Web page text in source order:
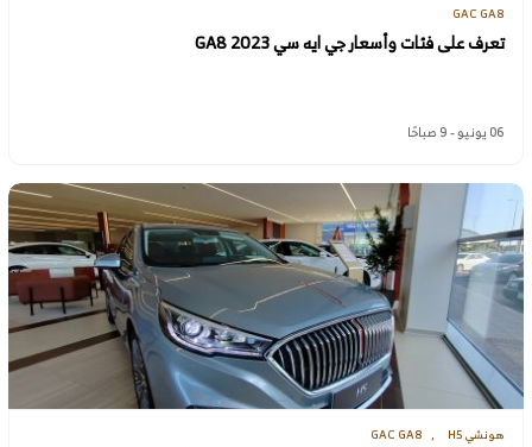
GAC GA8
تعرف على فئات وأسعار جي ايه سي GA8 2023
06 يونيو - 9 صباحًا
هونشي H5 GAC GA8